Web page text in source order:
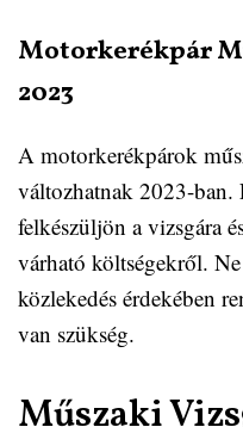
Motorkerékpár
2023
A motorkerékpárok
változhatnak 2023-
felkészüljön a vizsgára
várható költségekről.
közlekedés érdekében
van szükség.
Műszaki